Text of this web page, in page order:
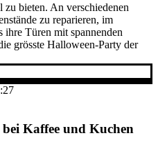
bieten. An verschiedenen
zu reparieren, im
Türen mit spannenden
grösste Halloween-Party der
Kaffee und Kuchen